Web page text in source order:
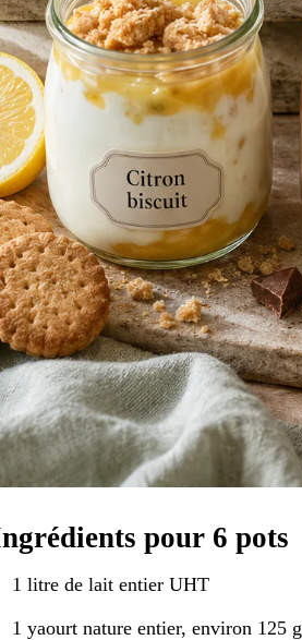
pour 6 pots
1 litre de lait entier UHT
1 yaourt nature entier, environ 125 g